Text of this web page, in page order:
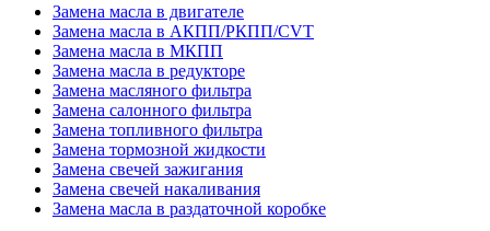
Замена масла в двигателе
Замена масла в АКПП/РКПП/CVT
Замена масла в МКПП
Замена масла в редукторе
Замена масляного фильтра
Замена салонного фильтра
Замена топливного фильтра
Замена тормозной жидкости
Замена свечей зажигания
Замена свечей накаливания
Замена масла в раздаточной коробке